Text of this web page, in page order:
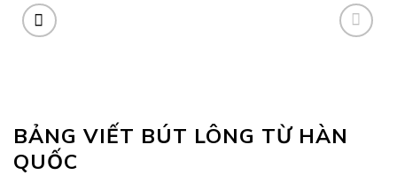
BẢNG VIẾT BÚT LÔNG TỪ HÀN
QUỐC